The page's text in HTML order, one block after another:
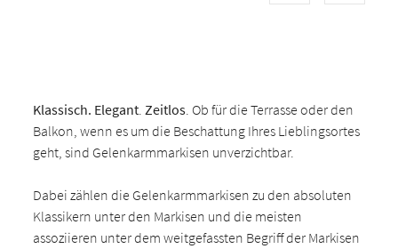
Klassisch. Elegant.Zeitlos. Ob für die Terrasse oder den
Balkon, wenn es um die Beschattung Ihres Lieblingsortes
geht, sind Gelenkarmmarkisen unverzichtbar.
Dabei zählen die Gelenkarmmarkisen zu den absoluten
Klassikern unter den Markisen und die meisten
assoziieren unter dem weitgefassten Begriff der Markisen